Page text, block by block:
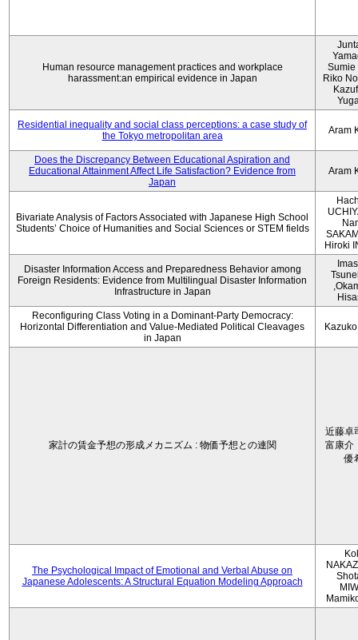
Human resource management practices and workplace
harassment:an empirical evidence in Japan
Sumie
Riko
Residential inequality and social class perceptions: a case study of
the Tokyo metropolitan area
Aram
Does the Discrepancy Between Educational Aspiration and
Educational Attainment Affect Life Satisfaction? Evidence from
Japan
Aram
Bivariate Analysis of Factors Associated with Japanese High School
Students’ Choice of Humanities and Social Sciences or STEM fields
Hiroki
Disaster Information Access and Preparedness Behavior among
Foreign Residents: Evidence from Multilingual Disaster Information
Infrastructure in Japan
Reconfiguring Class Voting in a Dominant-Party Democracy:
Horizontal Differentiation and Value-Mediated Political Cleavages
in Japan
家計の賃金予想の形成メカニズム : 物価予想との連関
近藤卓
富康介
優
The Psychological Impact of Emotional and Verbal Abuse on
Japanese Adolescents: A Structural Equation Modeling Approach